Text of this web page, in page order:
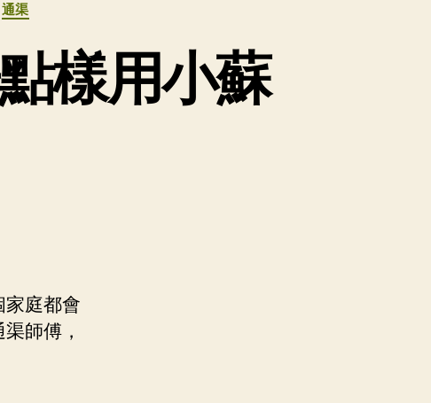
通渠
樣用小蘇
庭都會
師傅，